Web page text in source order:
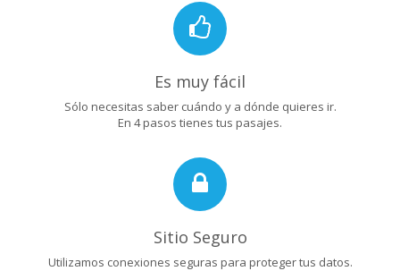
Es muy fácil
Sólo necesitas saber cuándo y a dónde quieres ir.
En 4 pasos tienes tus pasajes.
Sitio Seguro
Utilizamos conexiones seguras para proteger tus datos.